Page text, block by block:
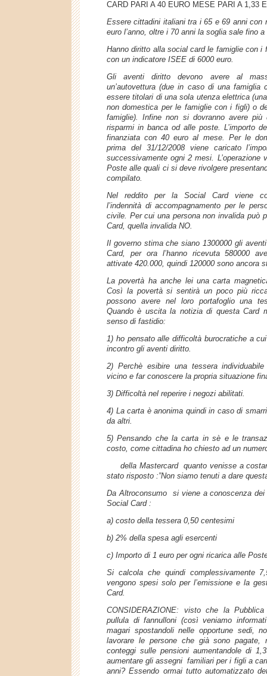
CARD PARI A 40 EURO MESE PARI A 1,33
Essere cittadini italiani tra i 65 e 69 anni con
euro l’anno, oltre i 70 anni la soglia sale fino a
Hanno diritto alla social card le famiglie con
con un indicatore ISEE di 6000 euro.
Gli aventi diritto devono avere al
un’autovettura (due in caso di una famiglia
essere titolari di una sola utenza elettrica
non domestica per le famiglie con i figli) o
famiglie). Infine non si dovranno avere più
risparmi in banca od alle poste. L’importo
finanziata con 40 euro al mese. Per le
prima del 31/12/2008 viene caricato
successivamente ogni 2 mesi. L’operazione
Poste alle quali ci si deve rivolgere
compilato.
Nel reddito per la Social Card viene
l’indennità di accompagnamento per le
civile. Per cui una persona non invalida può
Card, quella invalida NO.
Il governo stima che siano 1300000 gli
Card, per ora l’hanno ricevuta 580000
attivate 420.000, quindi 120000 sono ancora
La povertà ha anche lei una carta
Così la povertà si sentirà un poco più
possono avere nel loro portafoglio una
Quando è uscita la notizia di questa Card
senso di fastidio:
1) ho pensato alle difficoltà burocratiche a
incontro gli aventi diritto.
2) Perchè esibire una tessera
vicino e far conoscere la propria situazione
3) Difficoltà nel reperire i negozi abilitati.
4) La carta è anonima quindi in caso di
da altri.
5) Pensando che la carta in sè e le
costo, come cittadina ho chiesto ad un
della Mastercard quanto venisse a
stato risposto :”Non siamo tenuti a dare
Da Altroconsumo si viene a conoscenza
Social Card :
a) costo della tessera 0,50 centesimi
b) 2% della spesa agli esercenti
c) Importo di 1 euro per ogni ricarica alle
Si calcola che quindi complessivamente
vengono spesi solo per l’emissione e la
Card.
CONSIDERAZIONE: visto che la Pubblica
pullula di fannulloni (così veniamo
magari spostandoli nelle opportune sedi,
lavorare le persone che già sono pagate,
conteggi sulle pensioni aumentandole di
aumentare gli assegni familiari per i figli a
anni? Essendo ormai tutto automatizzato